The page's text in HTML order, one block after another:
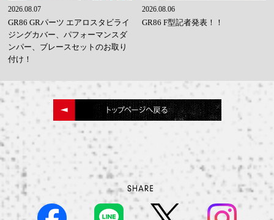
2026.08.07
GR86 GRパーツ エアロスタビライ
ジングカバー、パフォーマンスダ
ンパー、ブレースセットのお取り
付け！
2026.08.06
GR86 F型記者発表！！